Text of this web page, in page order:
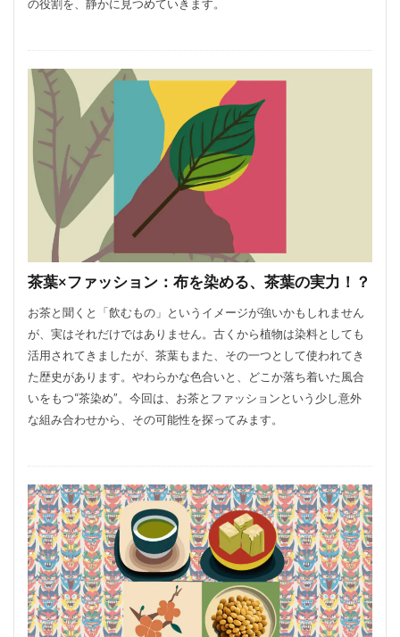
の役割を、静かに見つめていきます。
茶葉×ファッション：布を染める、茶葉の実力！？
お茶と聞くと「飲むもの」というイメージが強いかもしれません
が、実はそれだけではありません。古くから植物は染料としても
活用されてきましたが、茶葉もまた、その一つとして使われてき
た歴史があります。やわらかな色合いと、どこか落ち着いた風合
いをもつ“茶染め”。今回は、お茶とファッションという少し意外
な組み合わせから、その可能性を探ってみます。